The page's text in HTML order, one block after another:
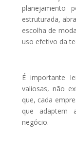
planejamento
estruturada,
escolha de
uso efetivo da
É importante
valiosas, não
que, cada
que adaptem
negócio.